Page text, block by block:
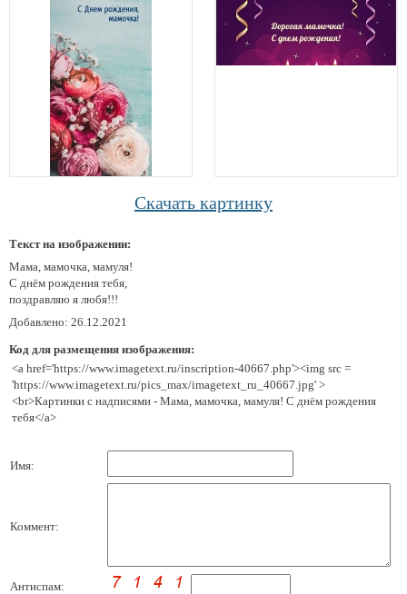
Скачать картинку
Текст на изображении:
Мама, мамочка, мамуля!
С днём рождения тебя,
поздравляю я любя!!!
Добавлено: 26.12.2021
Код для размещения изображения:
<a href='https://www.imagetext.ru/inscription-40667.php'><img src =
'https://www.imagetext.ru/pics_max/imagetext_ru_40667.jpg' >
<br>Картинки с надписями - Мама, мамочка, мамуля! С днём рождения
тебя</a>
Имя:
Коммент:
Антиспам: